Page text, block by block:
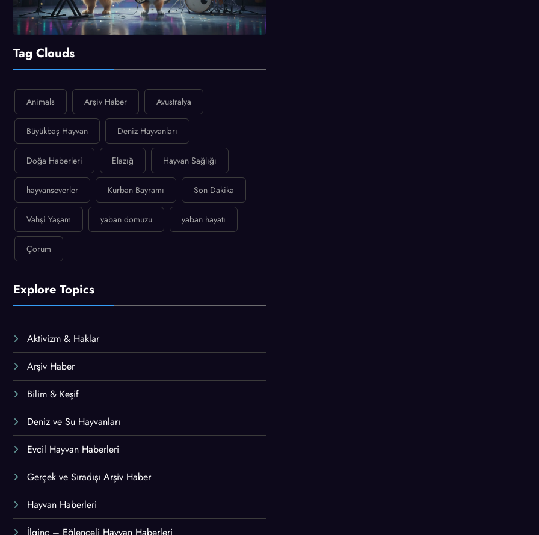
Tag Clouds
Animals Arşiv Haber Avustralya
Büyükbaş Hayvan Deniz Hayvanları
Doğa Haberleri Elazığ Hayvan Sağlığı
hayvanseverler Kurban Bayramı Son Dakika
Vahşi Yaşam yaban domuzu yaban hayatı
Çorum
Explore Topics
Aktivizm & Haklar
Arşiv Haber
Bilim & Keşif
Deniz ve Su Hayvanları
Evcil Hayvan Haberleri
Gerçek ve Sıradışı Arşiv Haber
Hayvan Haberleri
İlginç – Eğlenceli Hayvan Haberleri